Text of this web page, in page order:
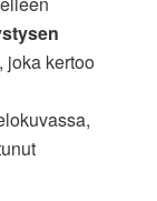
, joka kertoo